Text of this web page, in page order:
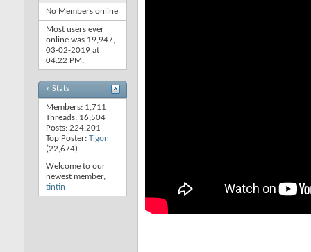
No Members online
Most users ever
online was 19,947,
03-02-2019 at
04:22 PM.
» Stats
Members: 1,711
Threads: 16,504
Posts: 224,201
Top Poster: Tigon
(22,674)
Welcome to our
newest member,
tintin